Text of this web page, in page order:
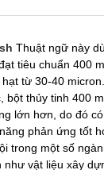
Thuật ngữ này
tiêu chuẩn 400
từ 30-40
bột thủy tinh 400
lớn hơn, do đó
phản ứng tốt
trong một số
như vật liệu xây